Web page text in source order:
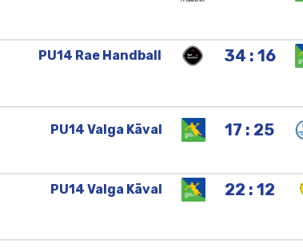
PU14 Rae Handball 34 : 16
PU14 Valga Käval 17 : 25
PU14 Valga Käval 22 : 12